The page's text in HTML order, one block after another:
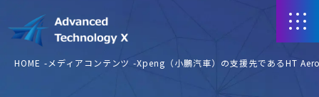
HOME メディアコンテンツ Xpeng（小鵬汽車）の支援先であるHT